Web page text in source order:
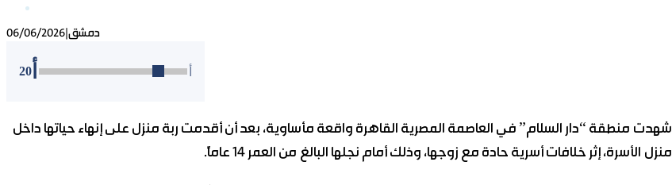
06/06/2026 دمشق
20
شهدت منطقة “دار السلام” في العاصمة المصرية القاهرة واقعة مأساوية، بعد أن أقدمت ربة منزل على إنهاء حياتها داخل
منزل الأسرة، إثر خلافات أسرية حادة مع زوجها، وذلك أمام نجلها البالغ من العمر 14 عاماً.